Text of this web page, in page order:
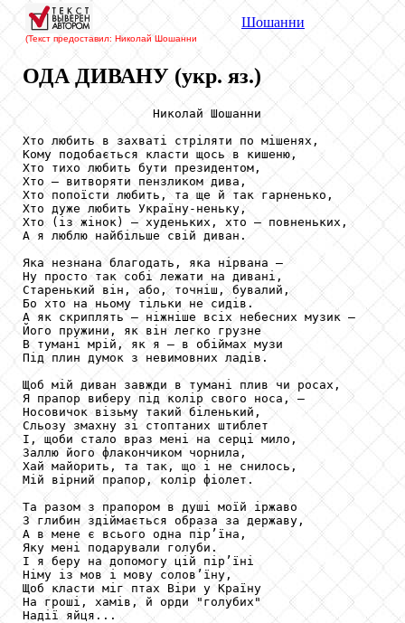
(Текст предоставил: Николай Шошанни
Шошанни
ОДА ДИВАНУ (укр. яз.)
                  Николай Шошанни
Хто любить в захваті стріляти по мішенях,
Кому подобається класти щось в кишеню,
Хто тихо любить бути президентом,
Хто — витворяти пензликом дива,
Хто попоїсти любить, та ще й так гарненько,
Хто дуже любить Україну-неньку,
Хто (із жінок) — худеньких, хто — повненьких,
А я люблю найбільше свій диван.
Яка незнана благодать, яка нірвана —
Ну просто так собі лежати на дивані,
Старенький він, або, точніш, бувалий,
Бо хто на ньому тільки не сидів.
А як скриплять — ніжніше всіх небесних музик —
Його пружини, як він легко грузне
В тумані мрій, як я — в обіймах музи
Під плин думок з невимовних ладів.
Щоб мій диван завжди в тумані плив чи росах,
Я прапор виберу під колір свого носа, —
Носовичок візьму такий біленький,
Сльозу змахну зі стоптаних штиблет
І, щоби стало враз мені на серці мило,
Заллю його флакончиком чорнила,
Хай майорить, та так, що і не снилось,
Мій вірний прапор, колір фіолет.
Та разом з прапором в душі моїй іржаво
З глибин здіймається образа за державу,
А в мене є всього одна пір’їна,
Яку мені подарували голуби.
І я беру на допомогу цій пір’їні
Німу із мов і мову солов’їну,
Щоб класти міг птах Віри у Країну
На гроші, хамів, й орди "голубих"
Надії яйця...